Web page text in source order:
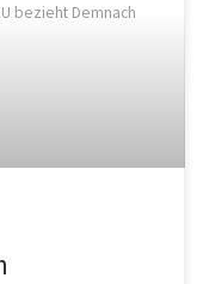
bezieht Demnach